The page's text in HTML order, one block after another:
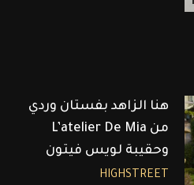
هنا الزاهد بفستان وردي
من L’atelier De Mia
وحقيبة لويس فيتون
HIGHSTREET